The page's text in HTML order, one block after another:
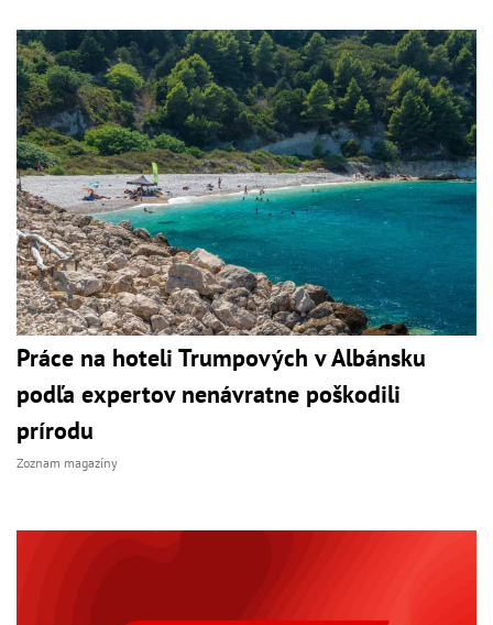
Práce na hoteli Trumpových v Albánsku
podľa expertov nenávratne poškodili
prírodu
Zoznam magazíny